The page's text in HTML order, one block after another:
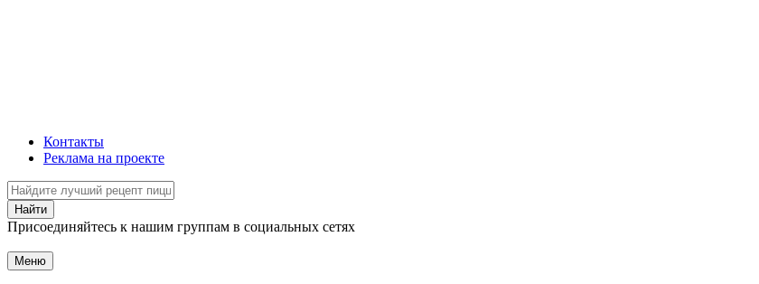
Контакты
Реклама на проекте
Присоединяйтесь к нашим группам в социальных сетях
Меню